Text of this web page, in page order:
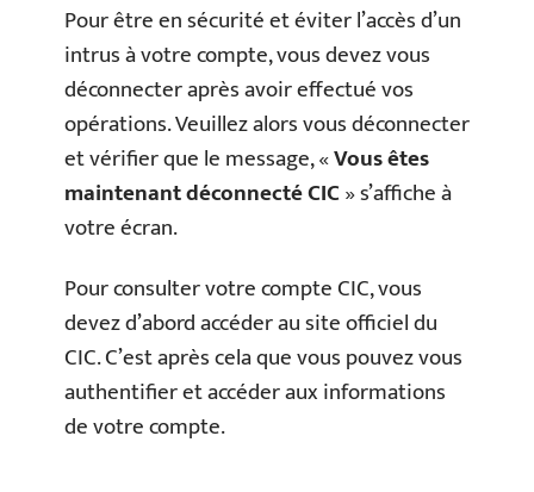
Pour être en sécurité et éviter l’accès d’un
intrus à votre compte, vous devez vous
déconnecter après avoir effectué vos
opérations. Veuillez alors vous déconnecter
et vérifier que le message, «Vous êtes
maintenant déconnecté CIC» s’affiche à
votre écran.
Pour consulter votre compte CIC, vous
devez d’abord accéder au site officiel du
CIC. C’est après cela que vous pouvez vous
authentifier et accéder aux informations
de votre compte.